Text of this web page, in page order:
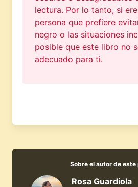
lectura. Por lo tanto, si
persona que prefiere
negro o las situaciones
posible que este libro no
adecuado para ti.
Sobre el autor de este
Rosa Guardiola